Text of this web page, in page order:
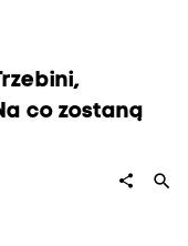
co zostaną
share search